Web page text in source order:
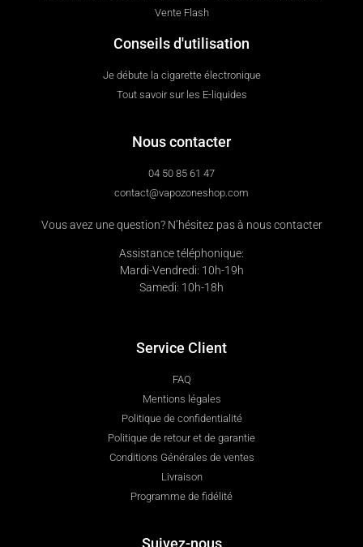
Vente Flash
Conseils d'utilisation
Je débute la cigarette électronique
Tout savoir sur les E-liquides
Nous contacter
04 50 85 61 47
contact@vapozoneshop.com
Vous avez une question? N’hésitez pas à nous contacter
Assistance téléphonique:
Mardi-Vendredi: 10h-19h
Samedi: 10h-18h
Service Client
FAQ
Mentions légales
Politique de confidentialité
Politique de retour et de garantie
Conditions Générales de ventes
Livraison
Programme de fidélité
Suivez-nous